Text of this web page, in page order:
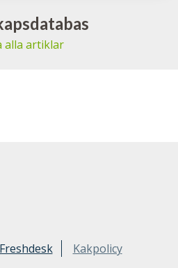
alla artiklar
Freshdesk Kakpolicy